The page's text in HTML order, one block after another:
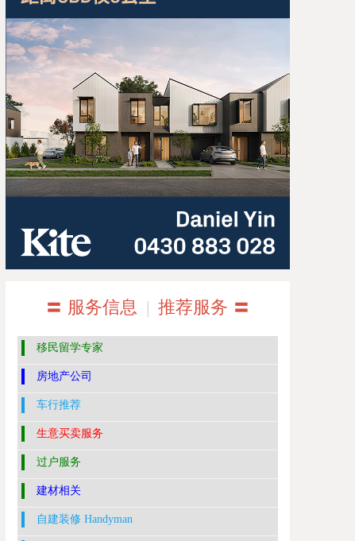
〓 服务信息 | 推荐服务 〓
移民留学专家
房地产公司
车行推荐
生意买卖服务
过户服务
建材相关
自建装修 Handyman